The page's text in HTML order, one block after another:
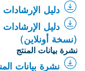
دليل الإرشادات | GAL 18V-20 (نسخة أونلاين)
(نسخة أونلاين)
نشرة بيانات المنتج